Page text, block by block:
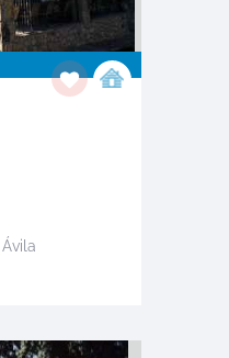
Ávila